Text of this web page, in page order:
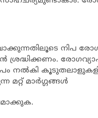
നിപ
ശ്രദ്ധിക്കണം.
നല്‍കി
മറ്റ് മാര്‍ഗ്ഗങ്ങള്‍